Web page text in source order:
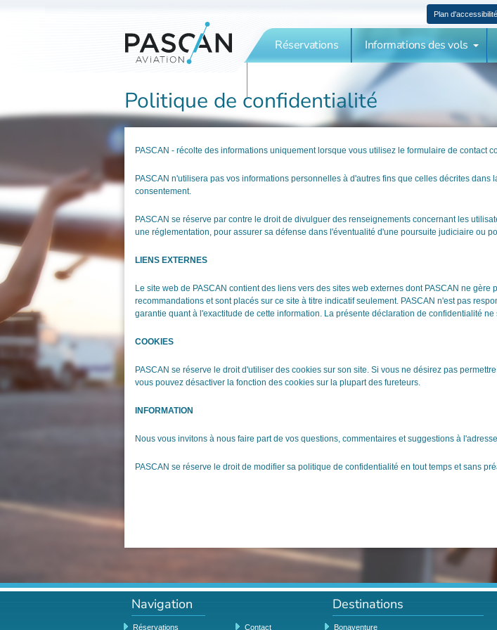
Plan d'accessibilité
Réservations Informations des vols
Politique de confidentialité
PASCAN - récolte des informations uniquement lorsque vous utilisez le formulaire de contact
PASCAN n'utilisera pas vos informations personnelles à d'autres fins que celles décrites
consentement.
PASCAN se réserve par contre le droit de divulguer des renseignements concernant les
une réglementation, pour assurer sa défense dans l'éventualité d'une poursuite judiciaire ou
LIENS EXTERNES
Le site web de PASCAN contient des liens vers des sites web externes dont PASCAN ne
recommandations et sont placés sur ce site à titre indicatif seulement. PASCAN n'est pas
garantie quant à l'exactitude de cette information. La présente déclaration de confidentialité
COOKIES
PASCAN se réserve le droit d'utiliser des cookies sur son site. Si vous ne désirez pas
vous pouvez désactiver la fonction des cookies sur la plupart des fureteurs.
INFORMATION
Nous vous invitons à nous faire part de vos questions, commentaires et suggestions à
PASCAN se réserve le droit de modifier sa politique de confidentialité en tout temps et sans
Navigation
Réservations Contact
Destinations
Bonaventure